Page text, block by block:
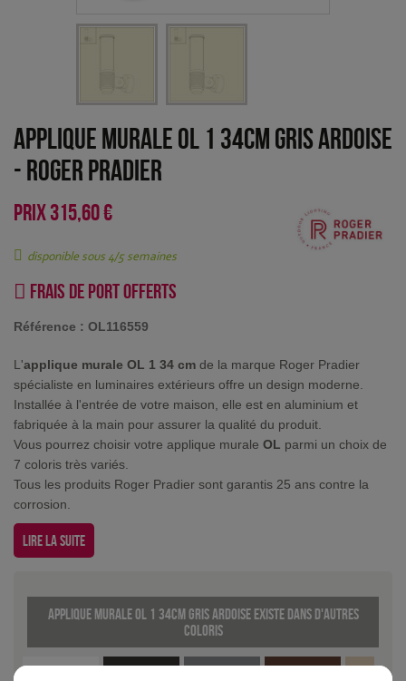
Applique murale OL 1 34cm Gris ardoise
- Roger Pradier
PRIX315,60 €
disponible sous 4/5 semaines
Frais de port offerts
Référence : OL116559
L'applique murale OL 1 34 cm de la marque Roger Pradier
spécialiste en luminaires extérieurs offre un design moderne.
Installée à l'entrée de votre maison, elle est en aluminium et
fabriquée à la main pour assurer la qualité du produit.
Vous pourrez choisir votre applique murale OL parmi un choix de
7 coloris très variés.
Tous les produits Roger Pradier sont garantis 25 ans contre la
corrosion.
Lire la suite
Applique murale OL 1 34cm Gris ardoise existe dans d'autres
coloris